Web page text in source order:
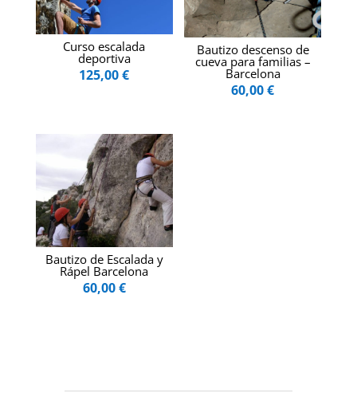
Curso escalada
deportiva
125,00€
Bautizo descenso de
cueva para familias –
Barcelona
60,00€
Bautizo de Escalada y
Rápel Barcelona
60,00€